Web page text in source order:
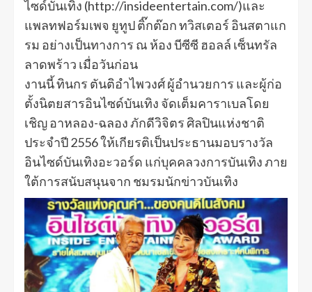
ไซด์บันเทิง (http://insideentertain.com/)และ
แพลทฟอร์มเพจ ยูทูป ติ๊กต๊อก ทวิสเตอร์ อินสตาแก
รม อย่างเป็นทางการ ณ ห้อง บีซีซี ฮอลล์ เซ็นทรัล
ลาดพร้าว เมื่อวันก่อน
งานนี้ ทินกร ตันติอำไพวงศ์ ผู้อำนวยการ และผู้ก่อ
ตั้งนิตยสารอินไซด์บันเทิง จัดเต็มคาราเบลโดย
เชิญ อาหลอง-ฉลอง ภักดีวิจิตร ศิลปินแห่งชาติ
ประจำปี 2556 ให้เกียรติเป็นประธานมอบรางวัล
อินไซด์บันเทิงอะวอร์ด แก่บุคคลวงการบันเทิง ภาย
ใต้การสนับสนุนจาก ชมรมนักข่าวบันเทิง